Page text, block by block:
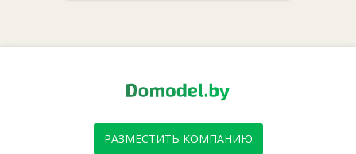
РАЗМЕСТИТЬ КОМПАНИЮ